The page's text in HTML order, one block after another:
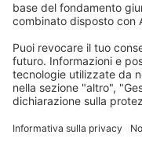
Facciamo parte del
DERTOUR Group.
turistici in Europa.
© 2026A-ROSA Hotels
Stampa
Protezione dei dati